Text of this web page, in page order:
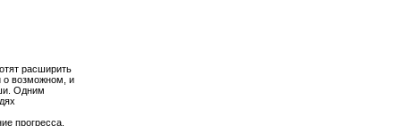
расширить
о возможном, и
Одним
прогресса.